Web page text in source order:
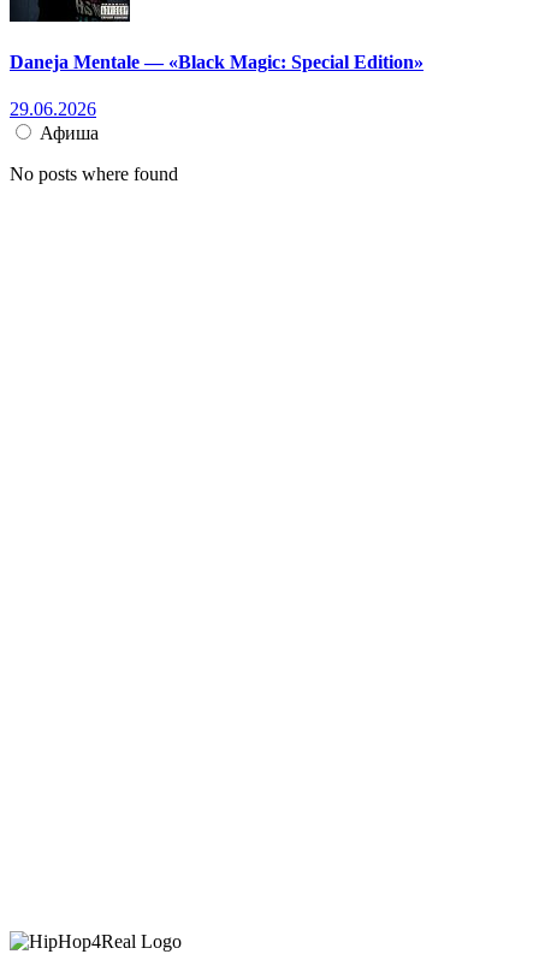
Daneja Mentale — «Black Magic: Special Edition»
29.06.2026
Афиша
No posts where found